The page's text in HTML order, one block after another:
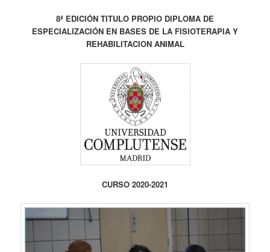
8ª EDICIÓN TITULO PROPIO DIPLOMA DE
ESPECIALIZACIÓN EN BASES DE LA FISIOTERAPIA Y
REHABILITACION ANIMAL
CURSO 2020-2021